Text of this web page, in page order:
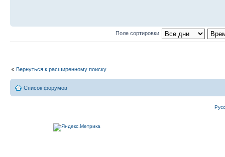
Поле сортировки
Вернуться к расширенному поиску
Список форумов